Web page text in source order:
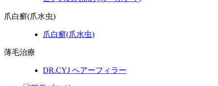
爪白癬(爪水虫)
爪白癬(爪水虫)
薄毛治療
DR.CYJ ヘアーフィラー